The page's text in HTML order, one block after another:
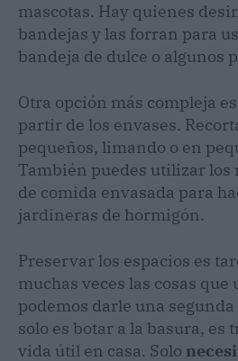
mascotas. Hay quienes
bandejas y las forran para
bandeja de dulce o algunos
Otra opción más compleja
partir de los envases.
pequeños, limando o en
También puedes utilizar los
de comida envasada para
jardineras de hormigón.
Preservar los espacios es
muchas veces las cosas
podemos darle una
solo es botar a la basura, es
vida útil en casa. Solo